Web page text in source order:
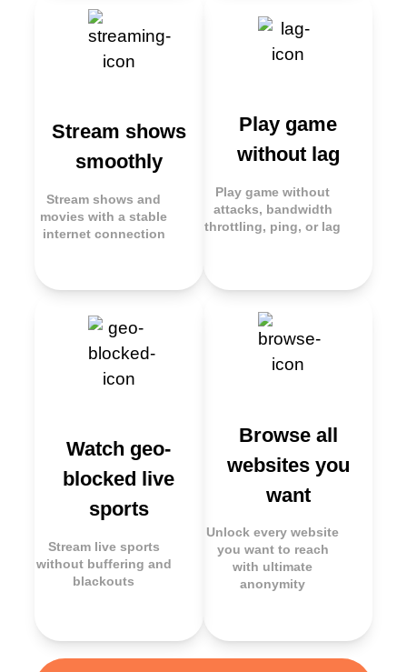
Stream shows
smoothly
Stream shows and
movies with a stable
internet connection
Play game
without lag
Play game without
attacks, bandwidth
throttling, ping, or lag
Watch geo-
blocked live
sports
Stream live sports
without buffering and
blackouts
Browse all
websites you
want
Unlock every website
you want to reach
with ultimate
anonymity